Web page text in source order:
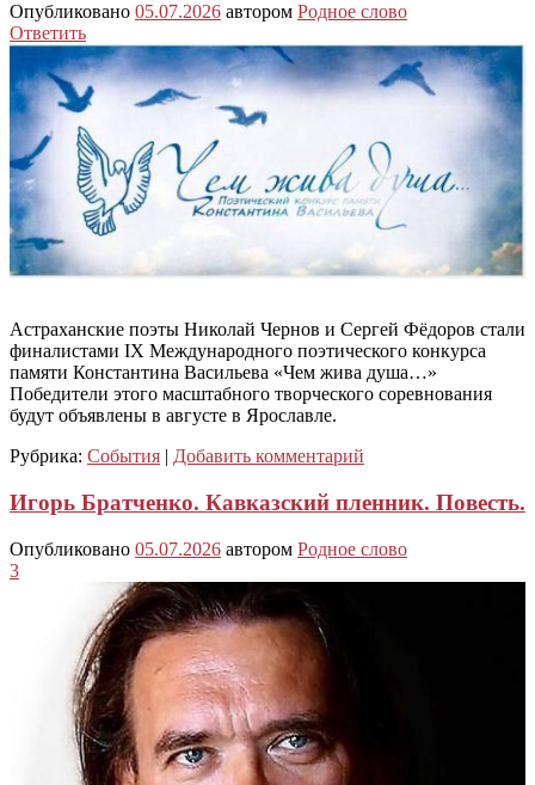
Опубликовано 05.07.2026 автором Родное слово
Ответить
Астраханские поэты Николай Чернов и Сергей Фёдоров стали
финалистами IX Международного поэтического конкурса
памяти Константина Васильева «Чем жива душа…»
Победители этого масштабного творческого соревнования
будут объявлены в августе в Ярославле.
Рубрика: События | Добавить комментарий
Игорь Братченко. Кавказский пленник. Повесть.
Опубликовано 05.07.2026 автором Родное слово
3